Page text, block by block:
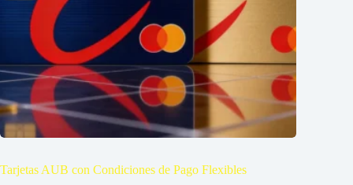
Tarjetas AUB con Condiciones de Pago Flexibles